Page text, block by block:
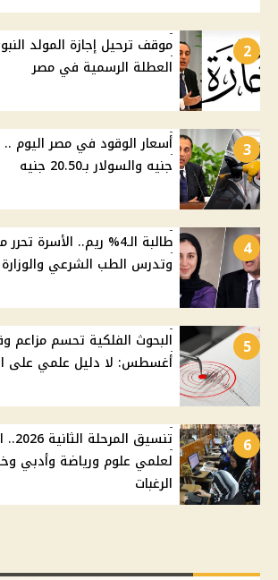
2
العطلة الرسمية في مصر
3
جنيه والسولار بـ20.50 جنيه
4
طالبة الـ4% ريم.. الأسرة
وتدرس الطب الشرعي والوزارة
5
أغسطس: لا دليل علمي على
6
لعلمي علوم ورياضة وأدبي
الرغبات